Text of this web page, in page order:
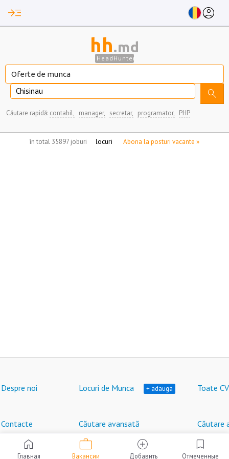
read_more account_circle
hh.md
HeadHunter
Chisinau search
Căutare rapidă: contabil, manager, secretar, programator, PHP
în total 35897 joburi Abona la posturi vacante »
nu aveți locuri de munca marcate
home
Главная
work
Вакансии
add_circle
Добавить
bookmark
Отмеченные
Despre noi Locuri de Munca + adauga Toate
Contacte Căutare avansată Căutare
Locuri de muncă în Moldova © HeadHunter SRL
2007 - 2026 | hh.md®